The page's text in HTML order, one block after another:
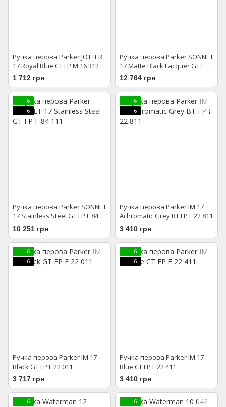
Ручка перова Parker JOTTER
17 Royal Blue CT FP M 16 312
1 712 грн
Ручка перова Parker SONNET
17 Matte Black Lacquer GT FP F
84 811
12 764 грн
6
6
Ручка перова Parker SONNET
17 Stainless Steel GT FP F 84
111
10 251 грн
6
6
Ручка перова Parker IM 17
Achromatic Grey BT FP F 22 811
3 410 грн
6
6
Ручка перова Parker IM 17
Black GT FP F 22 011
3 717 грн
6
6
Ручка перова Parker IM 17
Blue CT FP F 22 411
3 410 грн
6
6